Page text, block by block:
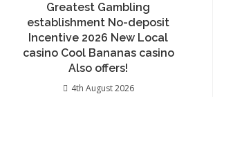
Greatest Gambling
establishment No-deposit
Incentive 2026 New Local
casino Cool Bananas casino
Also offers!
4th August 2026